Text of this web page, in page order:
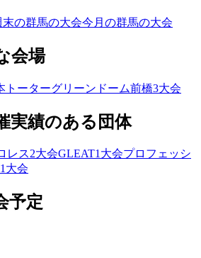
末の群馬の大会今月の群馬の大会
会場
トーターグリーンドーム前橋3大会
実績のある団体
レス2大会GLEAT1大会プロフェッシ
1大会
予定